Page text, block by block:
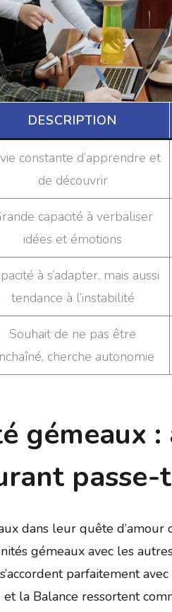
DESCRIPTION
constante d’apprendre et
de découvrir
capacité à verbaliser
idées et émotions
à s’adapter, mais aussi
tendance à l’instabilité
Souhait de ne pas être
cherche autonomie
gémeaux :
dans leur quête d’amour
gémeaux avec les
parfaitement
et la Balance ressortent